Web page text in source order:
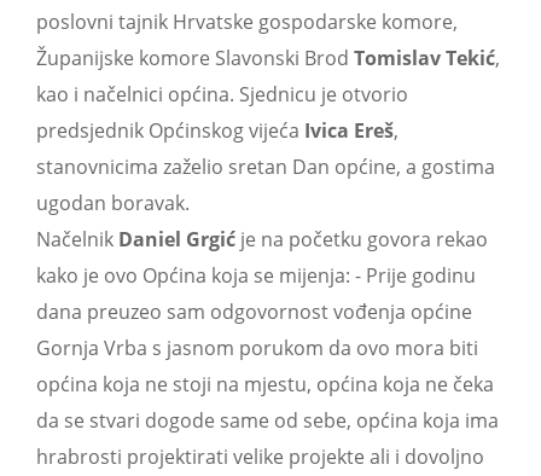
poslovni tajnik Hrvatske gospodarske komore,
Županijske komore Slavonski Brod Tomislav Tekić,
kao i načelnici općina. Sjednicu je otvorio
predsjednik Općinskog vijeća Ivica Ereš,
stanovnicima zaželio sretan Dan općine, a gostima
ugodan boravak.
Načelnik Daniel Grgić je na početku govora rekao
kako je ovo Općina koja se mijenja: - Prije godinu
dana preuzeo sam odgovornost vođenja općine
Gornja Vrba s jasnom porukom da ovo mora biti
općina koja ne stoji na mjestu, općina koja ne čeka
da se stvari dogode same od sebe, općina koja ima
hrabrosti projektirati velike projekte ali i dovoljno